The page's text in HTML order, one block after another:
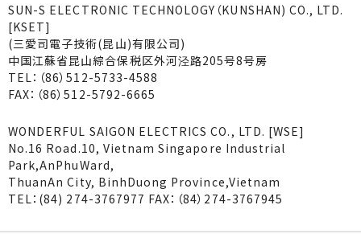
SUN-S ELECTRONIC TECHNOLOGY（KUNSHAN) CO., LTD.
[KSET]
(三愛司電子技術(昆山)有限公司)
中国江蘇省昆山綜合保税区外河泾路205号8号房
TEL：（86）512-5733-4588
FAX：（86）512-5792-6665
WONDERFUL SAIGON ELECTRICS CO., LTD. [WSE]
No.16 Road.10, Vietnam Singapore Industrial
Park,AnPhuWard,
ThuanAn City, BinhDuong Province,Vietnam
TEL：(84) 274-3767977 FAX：（84）274-3767945